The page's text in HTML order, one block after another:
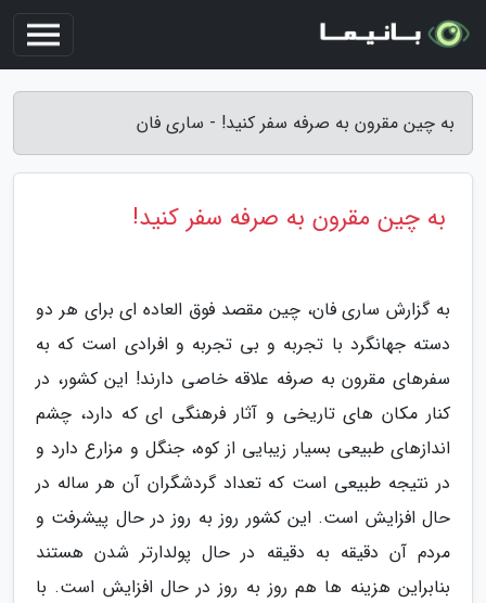
به چین مقرون به صرفه سفر کنید! - ساری فان
به چین مقرون به صرفه سفر کنید!
به گزارش ساری فان، چین مقصد فوق العاده ای برای هر دو
دسته جهانگرد با تجربه و بی تجربه و افرادی است که به
سفرهای مقرون به صرفه علاقه خاصی دارند! این کشور، در
کنار مکان های تاریخی و آثار فرهنگی ای که دارد، چشم
اندازهای طبیعی بسیار زیبایی از کوه، جنگل و مزارع دارد و
در نتیجه طبیعی است که تعداد گردشگران آن هر ساله در
حال افزایش است. این کشور روز به روز در حال پیشرفت و
مردم آن دقیقه به دقیقه در حال پولدارتر شدن هستند
بنابراین هزینه ها هم روز به روز در حال افزایش است. با